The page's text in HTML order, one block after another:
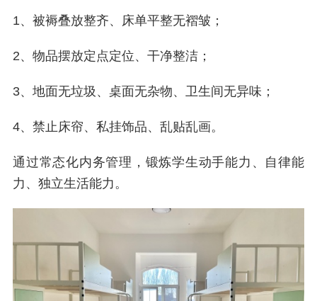
1、被褥叠放整齐、床单平整无褶皱；
2、物品摆放定点定位、干净整洁；
3、地面无垃圾、桌面无杂物、卫生间无异味；
4、禁止床帘、私挂饰品、乱贴乱画。
通过常态化内务管理，锻炼学生动手能力、自律能
力、独立生活能力。